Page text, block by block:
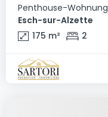
Penthouse-Wohnung
Esch-sur-Alzette
175 m² 2